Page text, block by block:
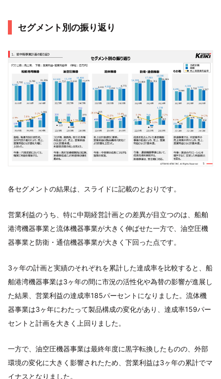
セグメント別の振り返り
各セグメントの結果は、スライドに記載のとおりです。
営業利益のうち、特に中期経営計画との差異が目立つのは、船舶
港湾機器事業と流体機器事業が大きく伸ばせた一方で、油空圧機
器事業と防衛・通信機器事業が大きく下回った点です。
3ヶ年の計画と実績のそれぞれを累計した達成率を比較すると、船
舶港湾機器事業は3ヶ年の間に市況の活性化や為替の影響が進展し
た結果、営業利益の達成率185パーセントになりました。流体機
器事業は3ヶ年にわたって製品構成の変化があり、達成率159パー
セントと計画を大きく上回りました。
一方で、油空圧機器事業は最終年度に黒字転換したものの、外部
環境の変化に大きく影響されたため、営業利益は3ヶ年の累計でマ
イナスとなりました。